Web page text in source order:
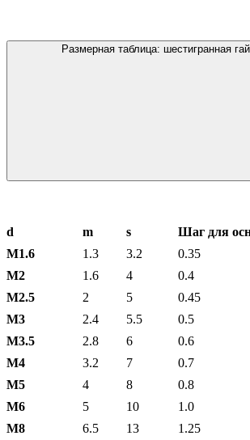
Размерная таблица: шестигранная
d m s
Шаг для
М1.6
1.3 3.2
0.35
М2
1.6 4
0.4
М2.5
2 5
0.45
М3
2.4 5.5
0.5
М3.5
2.8 6
0.6
М4
3.2 7
0.7
М5
4 8
0.8
М6
5 10
1.0
М8
6.5 13
1.25